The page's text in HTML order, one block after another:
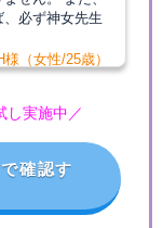
必ず神女先生
様（女性/25歳）
し実施中／
確認す